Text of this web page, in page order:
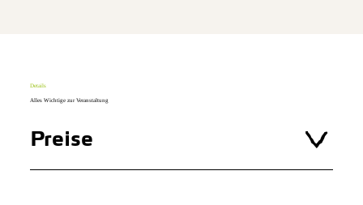
Details
Alles Wichtige zur Veranstaltung
Preise